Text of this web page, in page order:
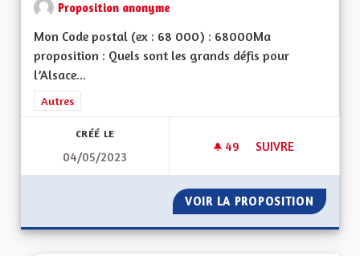
Proposition anonyme
Mon Code postal (ex : 68 000) : 68000Ma
proposition : Quels sont les grands défis pour
l’Alsace...
Filtrer les résultats de la catégorie : Autres
Autres
CRÉÉ LE
04/05/2023
49 49 ABONNÉS
SUIVRE
VOIR LA PROPOSITION VIREZ